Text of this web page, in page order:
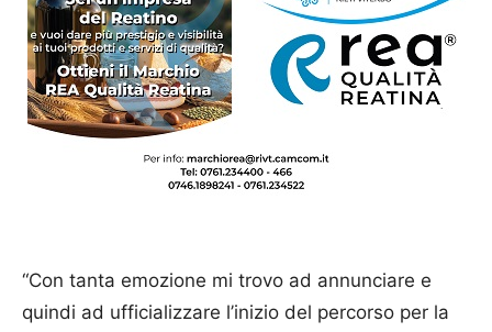
“Con tanta emozione mi trovo ad annunciare e
quindi ad ufficializzare l’inizio del percorso per la